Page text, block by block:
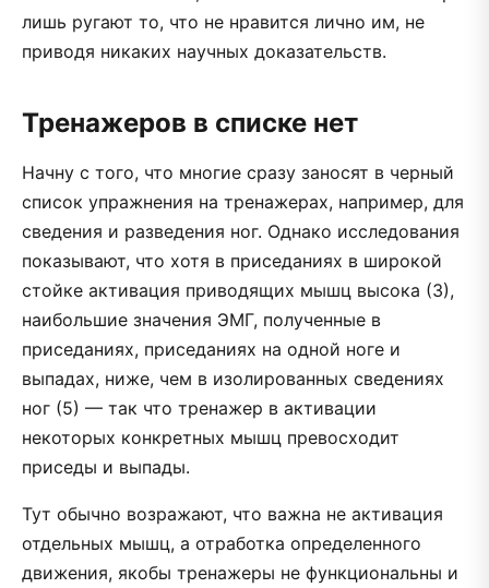
лишь ругают то, что не нравится лично им, не
приводя никаких научных доказательств.
Тренажеров в списке нет
Начну с того, что многие сразу заносят в черный
список упражнения на тренажерах, например, для
сведения и разведения ног. Однако исследования
показывают, что хотя в приседаниях в широкой
стойке активация приводящих мышц высока (3),
наибольшие значения ЭМГ, полученные в
приседаниях, приседаниях на одной ноге и
выпадах, ниже, чем в изолированных сведениях
ног (5) — так что тренажер в активации
некоторых конкретных мышц превосходит
приседы и выпады.
Тут обычно возражают, что важна не активация
отдельных мышц, а отработка определенного
движения, якобы тренажеры не функциональны и